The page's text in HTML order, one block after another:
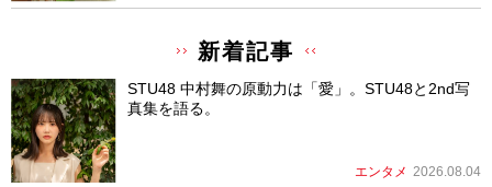
新着記事
STU48 中村舞の原動力は「愛」。STU48と2nd写
真集を語る。
エンタメ 2026.08.04